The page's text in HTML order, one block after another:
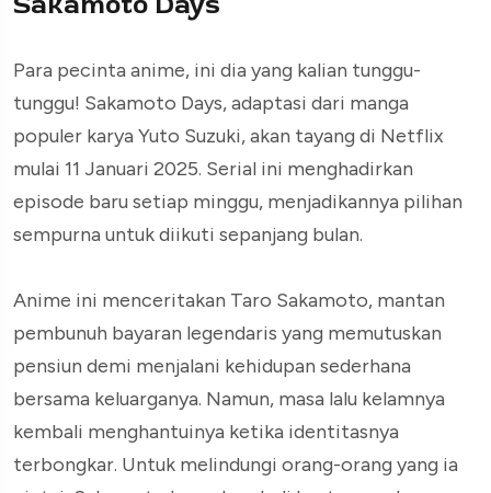
Para pecinta anime, ini dia yang kalian tunggu-
tunggu! Sakamoto Days, adaptasi dari manga
populer karya Yuto Suzuki, akan tayang di Netflix
mulai 11 Januari 2025. Serial ini menghadirkan
episode baru setiap minggu, menjadikannya pilihan
sempurna untuk diikuti sepanjang bulan.
Anime ini menceritakan Taro Sakamoto, mantan
pembunuh bayaran legendaris yang memutuskan
pensiun demi menjalani kehidupan sederhana
bersama keluarganya. Namun, masa lalu kelamnya
kembali menghantuinya ketika identitasnya
terbongkar. Untuk melindungi orang-orang yang ia